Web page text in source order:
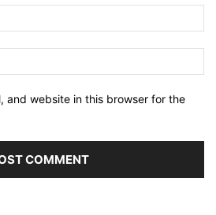
and website in this browser for the